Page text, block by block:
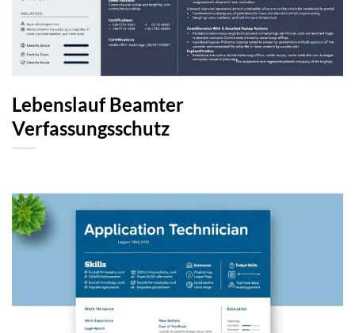
Lebenslauf Beamter
Verfassungsschutz